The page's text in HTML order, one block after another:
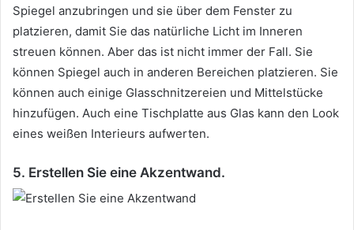
Spiegel anzubringen und sie über dem Fenster zu
platzieren, damit Sie das natürliche Licht im Inneren
streuen können. Aber das ist nicht immer der Fall. Sie
können Spiegel auch in anderen Bereichen platzieren. Sie
können auch einige Glasschnitzereien und Mittelstücke
hinzufügen. Auch eine Tischplatte aus Glas kann den Look
eines weißen Interieurs aufwerten.
5. Erstellen Sie eine Akzentwand.